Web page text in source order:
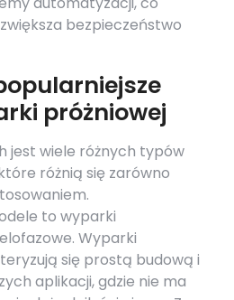
bezpieczeństwo
próżniowej
jest wiele różnych typów
różnią się zarówno
to wyparki
Wyparki
się prostą budową i
aplikacji, gdzie nie ma